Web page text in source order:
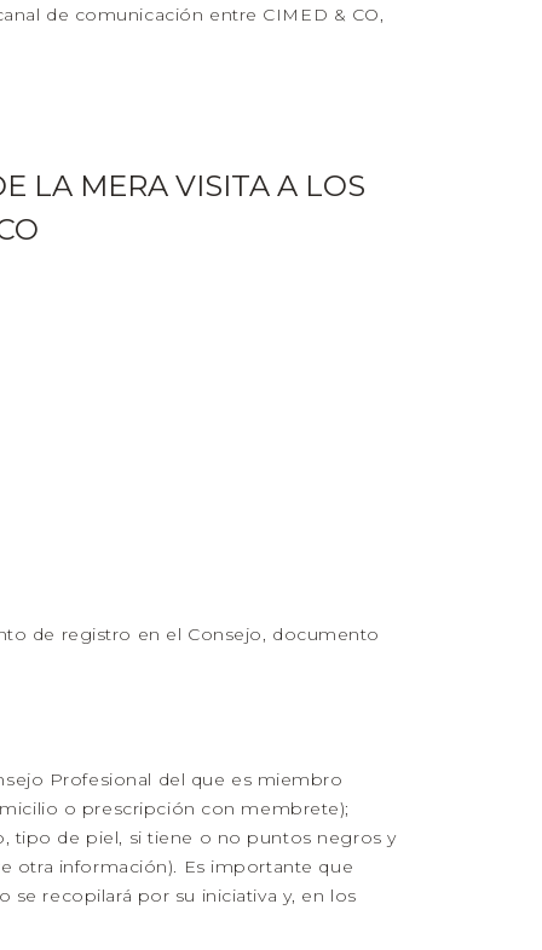
de comunicación entre CIMED & CO,
LA MERA VISITA A LOS
de registro en el Consejo, documento
Profesional del que es miembro
o prescripción con membrete);
tipo de piel, si tiene o no puntos negros y
otra información). Es importante que
recopilará por su iniciativa y, en los